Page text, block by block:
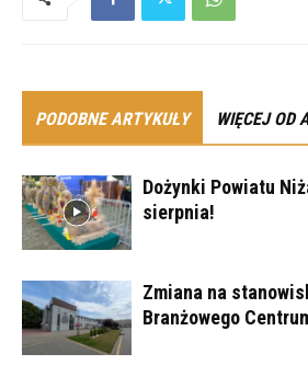
PODOBNE ARTYKUŁY WIĘCEJ OD
Dożynki Powiatu
sierpnia!
Zmiana na
Branżowego